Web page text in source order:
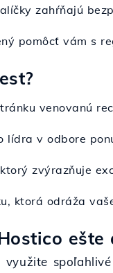
zahŕňajú
pomôcť vám s
venovanú
lídra v odbore
zvýrazňuje
ktorá odráža
ešte